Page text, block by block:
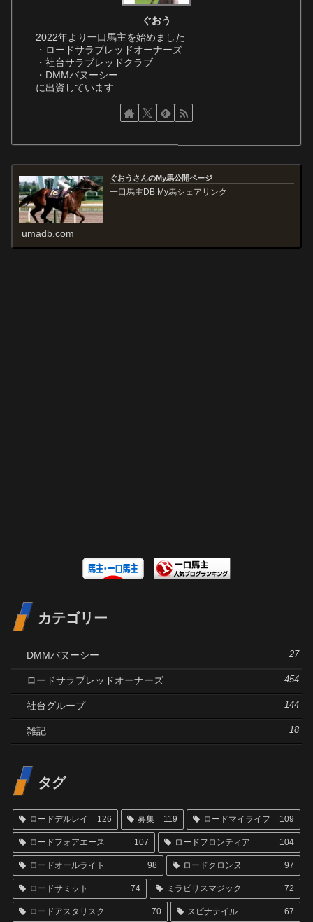
ぐおう
2022年より一口馬主を始めました
・ロードサラブレッドオーナーズ
・社台サラブレッドクラブ
・DMMバヌーシー
に出資しています
ぐおうさんのMy馬公開ページ
一口馬主DB My馬シェアリンク
umadb.com
カテゴリー
DMMバヌーシー 27
ロードサラブレッドオーナーズ 454
社台グループ 144
雑記 18
タグ
ロードデルレイ 126 募集 119 ロードマイライフ 109
ロードフォアエース 107 ロードフロンティア 104
ロードオールライト 98 ロードクロンヌ 97
ロードサミット 74 ミラビリスマジック 72
ロードアスタリスク 70 スピナテイル 67